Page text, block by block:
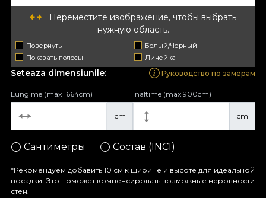
Переместите изображение, чтобы выбрать
нужную область.
Повернуть
Белый/Черный
Показать полосы
Линейка
Seteaza dimensiunile: Руководство по замерам
cm
Lungime (max 1664cm)
cm
Inaltime (max 900cm)
Сантиметры Состав (INCI)
*Рекомендуем добавить 10 см к ширине и высоте для идеальной
посадки. Это поможет компенсировать возможные неровности
стен.